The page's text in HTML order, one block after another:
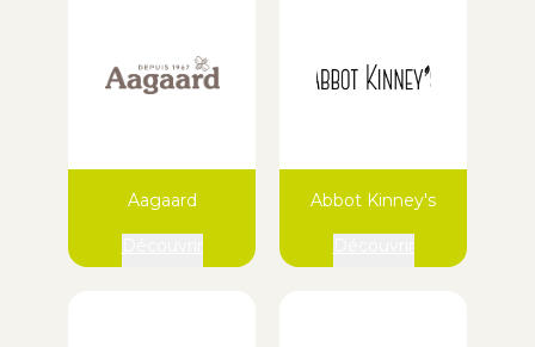
Aagaard Abbot Kinney's